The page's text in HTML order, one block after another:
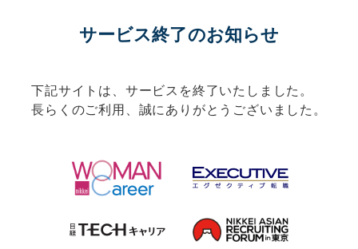
サービス終了のお知らせ
下記サイトは、サービスを終了いたしました。
長らくのご利用、誠にありがとうございました。